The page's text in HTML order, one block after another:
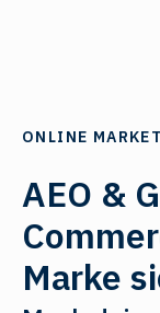
ONLINE
AEO &
Marke